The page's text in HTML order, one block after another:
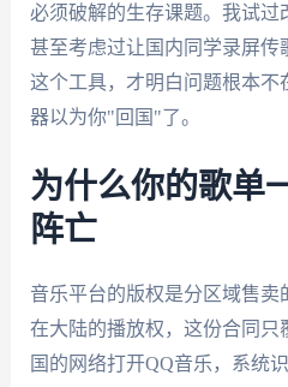
必须破解的生存课题。我试过
甚至考虑过让国内同学录屏传
这个工具，才明白问题根本不
器以为你"回国"了。
为什么你的歌单
阵亡
音乐平台的版权是分区域售
在大陆的播放权，这份合同只
国的网络打开QQ音乐，系统